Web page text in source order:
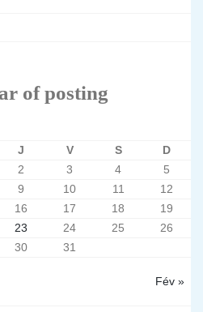
of posting
J V S D
Fév »
2 3 4
5
9 10 11
12
16 17 18
19
23 24 25
26
30 31